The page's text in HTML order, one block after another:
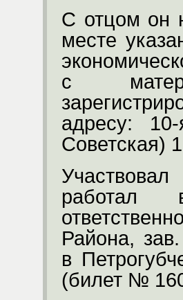
С отцом он
месте
с
адресу:
Советская)
Участвовал
Района,
в
(билет №